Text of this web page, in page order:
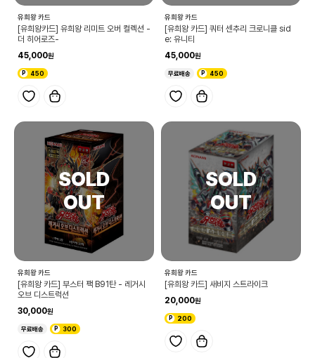
유희왕 카드
[유희왕카드] 유희왕 리미트 오버 컬렉션 -
더 히어로즈-
45,000
450
유희왕 카드
[유희왕 카드] 쿼터 센추리 크로니클 sid
e: 유니티
45,000
무료배송 450
유희왕 카드
[유희왕 카드] 부스터 팩 B91탄 - 레거시
오브 디스트럭션
30,000
무료배송 300
유희왕 카드
[유희왕 카드] 새비지 스트라이크
20,000
200